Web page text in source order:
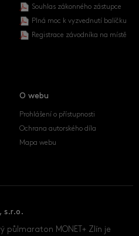
Souhlas zákonného zástupce
Plná moc k vyzvednutí balíčku
Registrace závodníka na místě
O webu
Prohlášení o přístupnosti
Ochrana autorského díla
Mapa webu
s.r.o.
půlmaraton MONET+ Zlín je